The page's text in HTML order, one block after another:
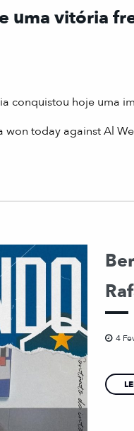
uma vitória
conquistou hoje uma
won today against Al
4